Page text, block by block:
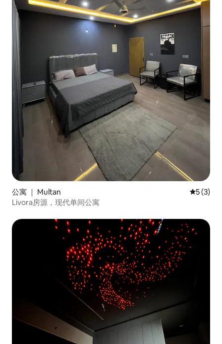
公寓 ｜ Multan 平均评分
5 (3)
Livora房源，现代单间公寓